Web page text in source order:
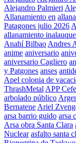
Alejandro Palmieri
Allanamiento en
Patagones julio 2026
allanamiento
Anahí Bilbao Andres
anime aniversario
aniversario Cagliero
y Patgones anses
Apel colonia de
ThrashMetal APP
arbolado público
Bernatene Ariel
arsa barrio guido arsa
Arsa obra Santa Clara
Nuclear asfalto santa